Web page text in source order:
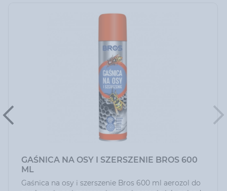
GAŚNICA NA OSY I SZERSZENIE BROS 600
ML
Gaśnica na osy i szerszenie Bros 600 ml aerozol do